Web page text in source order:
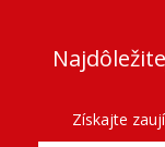
Získajte